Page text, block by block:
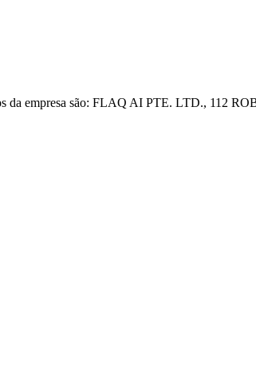
da empresa são: FLAQ AI PTE. LTD., 112